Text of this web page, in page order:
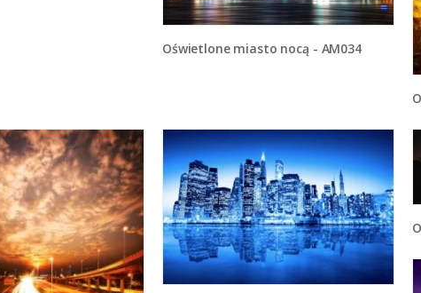
Oświetlone miasto nocą - AM034